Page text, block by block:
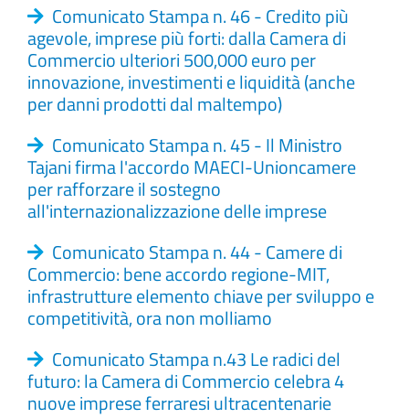
Comunicato Stampa n. 46 - Credito più
agevole, imprese più forti: dalla Camera di
Commercio ulteriori 500,000 euro per
innovazione, investimenti e liquidità (anche
per danni prodotti dal maltempo)
Comunicato Stampa n. 45 - Il Ministro
Tajani firma l'accordo MAECI-Unioncamere
per rafforzare il sostegno
all'internazionalizzazione delle imprese
Comunicato Stampa n. 44 - Camere di
Commercio: bene accordo regione-MIT,
infrastrutture elemento chiave per sviluppo e
competitività, ora non molliamo
Comunicato Stampa n.43 Le radici del
futuro: la Camera di Commercio celebra 4
nuove imprese ferraresi ultracentenarie